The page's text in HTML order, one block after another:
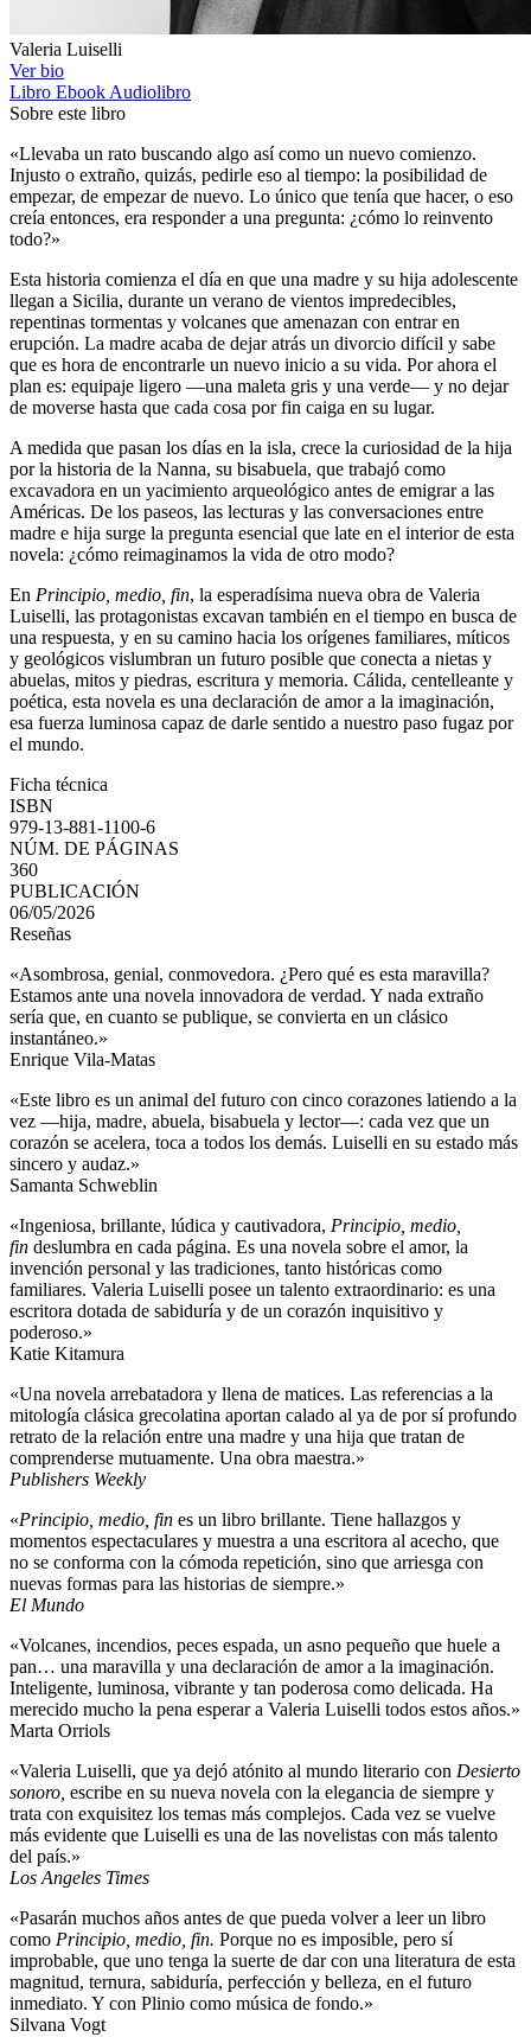
Valeria Luiselli
Ver bio
Libro Ebook Audiolibro
Sobre este libro
«Llevaba un rato buscando algo así como un nuevo comienzo.
Injusto o extraño, quizás, pedirle eso al tiempo: la posibilidad de
empezar, de empezar de nuevo. Lo único que tenía que hacer, o eso
creía entonces, era responder a una pregunta: ¿cómo lo reinvento
todo?»
Esta historia comienza el día en que una madre y su hija adolescente
llegan a Sicilia, durante un verano de vientos impredecibles,
repentinas tormentas y volcanes que amenazan con entrar en
erupción. La madre acaba de dejar atrás un divorcio difícil y sabe
que es hora de encontrarle un nuevo inicio a su vida. Por ahora el
plan es: equipaje ligero —una maleta gris y una verde— y no dejar
de moverse hasta que cada cosa por fin caiga en su lugar.
A medida que pasan los días en la isla, crece la curiosidad de la hija
por la historia de la Nanna, su bisabuela, que trabajó como
excavadora en un yacimiento arqueológico antes de emigrar a las
Américas. De los paseos, las lecturas y las conversaciones entre
madre e hija surge la pregunta esencial que late en el interior de esta
novela: ¿cómo reimaginamos la vida de otro modo?
En Principio, medio, fin, la esperadísima nueva obra de Valeria
Luiselli, las protagonistas excavan también en el tiempo en busca de
una respuesta, y en su camino hacia los orígenes familiares, míticos
y geológicos vislumbran un futuro posible que conecta a nietas y
abuelas, mitos y piedras, escritura y memoria. Cálida, centelleante y
poética, esta novela es una declaración de amor a la imaginación,
esa fuerza luminosa capaz de darle sentido a nuestro paso fugaz por
el mundo.
Ficha técnica
ISBN
979-13-881-1100-6
NÚM. DE PÁGINAS
360
PUBLICACIÓN
06/05/2026
Reseñas
«Asombrosa, genial, conmovedora. ¿Pero qué es esta maravilla?
Estamos ante una novela innovadora de verdad. Y nada extraño
sería que, en cuanto se publique, se convierta en un clásico
instantáneo.»
Enrique Vila-Matas
«Este libro es un animal del futuro con cinco corazones latiendo a la
vez —hija, madre, abuela, bisabuela y lector—: cada vez que un
corazón se acelera, toca a todos los demás. Luiselli en su estado más
sincero y audaz.»
Samanta Schweblin
«Ingeniosa, brillante, lúdica y cautivadora, Principio, medio,
fin deslumbra en cada página. Es una novela sobre el amor, la
invención personal y las tradiciones, tanto históricas como
familiares. Valeria Luiselli posee un talento extraordinario: es una
escritora dotada de sabiduría y de un corazón inquisitivo y
poderoso.»
Katie Kitamura
«Una novela arrebatadora y llena de matices. Las referencias a la
mitología clásica grecolatina aportan calado al ya de por sí profundo
retrato de la relación entre una madre y una hija que tratan de
comprenderse mutuamente. Una obra maestra.»
Publishers Weekly
«Principio, medio, fin es un libro brillante. Tiene hallazgos y
momentos espectaculares y muestra a una escritora al acecho, que
no se conforma con la cómoda repetición, sino que arriesga con
nuevas formas para las historias de siempre.»
El Mundo
«Volcanes, incendios, peces espada, un asno pequeño que huele a
pan… una maravilla y una declaración de amor a la imaginación.
Inteligente, luminosa, vibrante y tan poderosa como delicada. Ha
merecido mucho la pena esperar a Valeria Luiselli todos estos años.»
Marta Orriols
«Valeria Luiselli, que ya dejó atónito al mundo literario con Desierto
sonoro, escribe en su nueva novela con la elegancia de siempre y
trata con exquisitez los temas más complejos. Cada vez se vuelve
más evidente que Luiselli es una de las novelistas con más talento
del país.»
Los Angeles Times
«Pasarán muchos años antes de que pueda volver a leer un libro
como Principio, medio, fin. Porque no es imposible, pero sí
improbable, que uno tenga la suerte de dar con una literatura de esta
magnitud, ternura, sabiduría, perfección y belleza, en el futuro
inmediato. Y con Plinio como música de fondo.»
Silvana Vogt